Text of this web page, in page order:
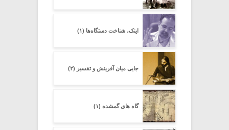
اینک، شناخت دستگاه‌ها (۱)
جایی میان آفرینش و تفسیر (۲)
گاه های گمشده (۱)